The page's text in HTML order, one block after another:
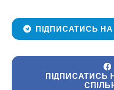
ПІДПИСАТИСЬ НА
ПІДПИСАТИСЬ